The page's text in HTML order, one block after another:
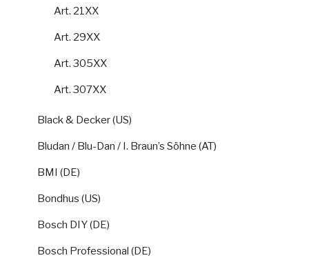
Art. 21XX
Art. 29XX
Art. 305XX
Art. 307XX
Black & Decker (US)
Bludan / Blu-Dan / I. Braun’s Söhne (AT)
BMI (DE)
Bondhus (US)
Bosch DIY (DE)
Bosch Professional (DE)